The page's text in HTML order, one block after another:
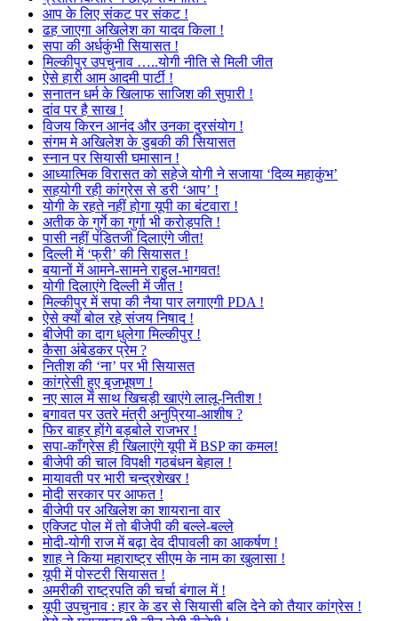
आप के लिए संकट पर संकट !
ढह जाएगा अखिलेश का यादव किला !
सपा की अर्धकुंभी सियासत !
मिल्कीपुर उपचुनाव …..योगी नीति से मिली जीत
ऐसे हारी आम आदमी पार्टी !
सनातन धर्म के खिलाफ साजिश की सुपारी !
दांव पर है साख !
विजय किरन आनंद और उनका दुरसंयोग !
संगम मे अखिलेश के डुबकी की सियासत
स्नान पर सियासी घमासान !
आध्यात्मिक विरासत को सहेजे योगी ने सजाया ‘दिव्य महाकुंभ’
सहयोगी रही कांग्रेस से डरी ‘आप’ !
योगी के रहते नहीं होगा यूपी का बंटवारा !
अतीक के गुर्गे का गुर्गा भी करोड़पति !
पासी नहीं पंडितजी दिलाएंगे जीत!
दिल्ली में ‘फ्री’ की सियासत !
बयानों में आमने-सामने राहुल-भागवत!
योगी दिलाएंगे दिल्ली में जीत !
मिल्कीपुर में सपा की नैया पार लगाएगी PDA !
ऐसे क्यों बोल रहे संजय निषाद !
बीजेपी का दाग धुलेगा मिल्कीपुर !
कैसा अंबेडकर प्रेम ?
नितीश की ‘ना’ पर भी सियासत
कांग्रेसी हुए बृजभूषण !
नए साल में साथ खिचड़ी खाएंगे लालू-नितीश !
बगावत पर उतरे मंत्री अनुप्रिया-आशीष ?
फिर बाहर होंगे बड़बोले राजभर !
सपा-काँग्रेस ही खिलाएंगे यूपी में BSP का कमल!
बीजेपी की चाल विपक्षी गठबंधन बेहाल !
मायावती पर भारी चन्द्रशेखर !
मोदी सरकार पर आफत !
बीजेपी पर अखिलेश का शायराना वार
एक्जिट पोल में तो बीजेपी की बल्ले-बल्ले
मोदी-योगी राज में बढ़ा देव दीपावली का आकर्षण !
शाह ने किया महाराष्ट्र सीएम के नाम का खुलासा !
यूपी में पोस्टरी सियासत !
अमरीकी राष्ट्रपति की चर्चा बंगाल में !
यूपी उपचुनाव : हार के डर से सियासी बलि देने को तैयार कांग्रेस !